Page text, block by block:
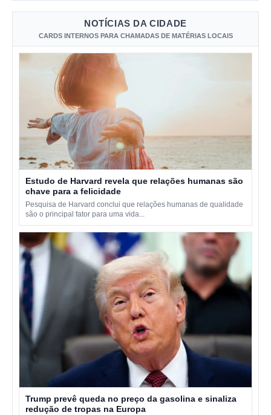
NOTÍCIAS DA CIDADE
CARDS INTERNOS PARA CHAMADAS DE MATÉRIAS LOCAIS
Estudo de Harvard revela que relações humanas são
chave para a felicidade
Pesquisa de Harvard conclui que relações humanas de qualidade
são o principal fator para uma vida...
Trump prevê queda no preço da gasolina e sinaliza
redução de tropas na Europa